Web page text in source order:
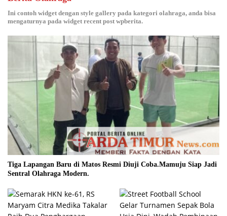
Ini contoh widget dengan style gallery pada kategori olahraga, anda bisa
mengaturnya pada widget recent post wpberita.
Tiga Lapangan Baru di Matos Resmi Diuji Coba.Mamuju Siap Jadi
Sentral Olahraga Modern.